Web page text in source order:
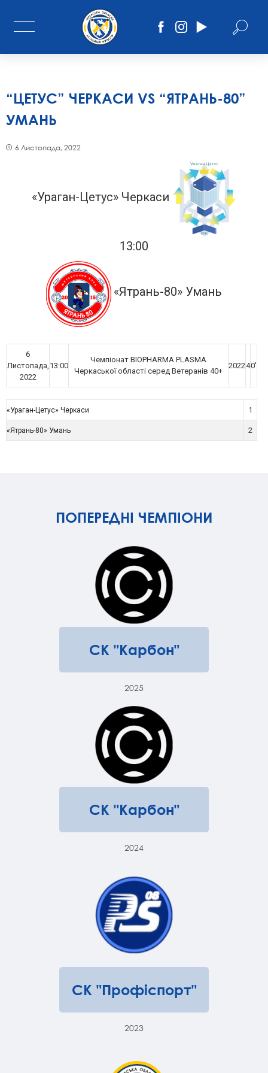
“ЦЕТУС” ЧЕРКАСИ VS “ЯТРАНЬ-80”
УМАНЬ
6 Листопада, 2022
«Ураган-Цетус» Черкаси
13:00
«Ятрань-80» Умань
6
Листопада,
2022
13:00
Чемпіонат BIOPHARMA PLASMA
Черкаської області серед Ветеранів 40+
202240'
«Ураган-Цетус» Черкаси 1
«Ятрань-80» Умань 2
ПОПЕРЕДНІ ЧЕМПІОНИ
СК "Карбон"
2025
СК "Карбон"
2024
СК "Профіспорт"
2023